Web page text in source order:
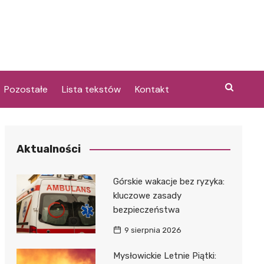
Pozostałe Lista tekstów Kontakt
Aktualności
Górskie wakacje bez ryzyka:
kluczowe zasady
bezpieczeństwa
9 sierpnia 2026
Mysłowickie Letnie Piątki: